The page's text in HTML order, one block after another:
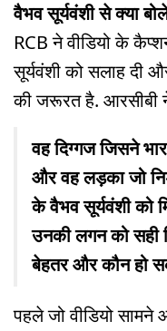
वैभव सूर्यवंशी से क्या
RCB ने वीडियो के
सूर्यवंशी को सलाह दी
की जरूरत है. आरसीबी
वह दिग्गज जिसने
और वह लड़का जो
के वैभव सूर्यवंशी को
उनकी लगन को सही
बेहतर और कौन हो
पहले जो वीडियो सामने